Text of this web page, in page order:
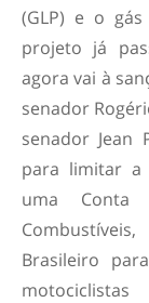
(GLP) e o
projeto já
agora vai à
senador
senador Jean
para limitar a
uma Conta
Brasileiro